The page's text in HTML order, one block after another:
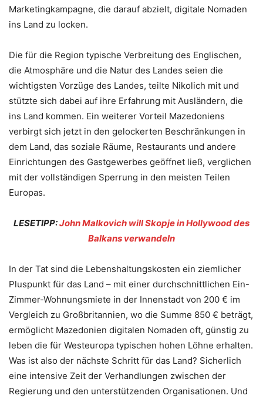
Marketingkampagne, die darauf abzielt, digitale Nomaden
ins Land zu locken.
Die für die Region typische Verbreitung des Englischen,
die Atmosphäre und die Natur des Landes seien die
wichtigsten Vorzüge des Landes, teilte Nikolich mit und
stützte sich dabei auf ihre Erfahrung mit Ausländern, die
ins Land kommen. Ein weiterer Vorteil Mazedoniens
verbirgt sich jetzt in den gelockerten Beschränkungen in
dem Land, das soziale Räume, Restaurants und andere
Einrichtungen des Gastgewerbes geöffnet ließ, verglichen
mit der vollständigen Sperrung in den meisten Teilen
Europas.
LESETIPP:John Malkovich will Skopje in Hollywood des
Balkans verwandeln
In der Tat sind die Lebenshaltungskosten ein ziemlicher
Pluspunkt für das Land – mit einer durchschnittlichen Ein-
Zimmer-Wohnungsmiete in der Innenstadt von 200 € im
Vergleich zu Großbritannien, wo die Summe 850 € beträgt,
ermöglicht Mazedonien digitalen Nomaden oft, günstig zu
leben die für Westeuropa typischen hohen Löhne erhalten.
Was ist also der nächste Schritt für das Land? Sicherlich
eine intensive Zeit der Verhandlungen zwischen der
Regierung und den unterstützenden Organisationen. Und